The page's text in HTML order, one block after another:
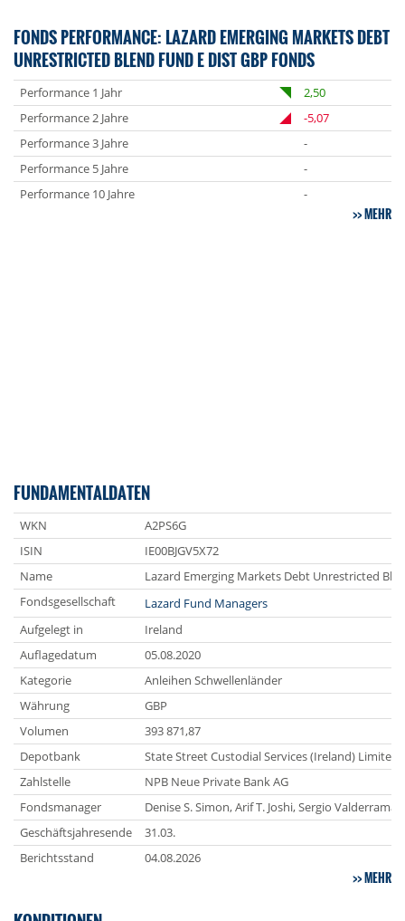
FONDS PERFORMANCE: LAZARD EMERGING MARKETS DEBT
UNRESTRICTED BLEND FUND E DIST GBP FONDS
Performance 1 Jahr
2,50
Performance 2 Jahre
-5,07
Performance 3 Jahre
-
Performance 5 Jahre
-
Performance 10 Jahre
-
MEHR
FUNDAMENTALDATEN
WKN
A2PS6G
ISIN
IE00BJGV5X72
Name
Lazard Emerging Markets Debt Unrestricted
Fondsgesellschaft
Lazard Fund Managers
Aufgelegt in
Ireland
Auflagedatum
05.08.2020
Kategorie
Anleihen Schwellenländer
Währung
GBP
Volumen
393 871,87
Depotbank
State Street Custodial Services (Ireland) Limited
Zahlstelle
NPB Neue Private Bank AG
Fondsmanager
Denise S. Simon, Arif T. Joshi, Sergio
Geschäftsjahresende
31.03.
Berichtsstand
04.08.2026
MEHR